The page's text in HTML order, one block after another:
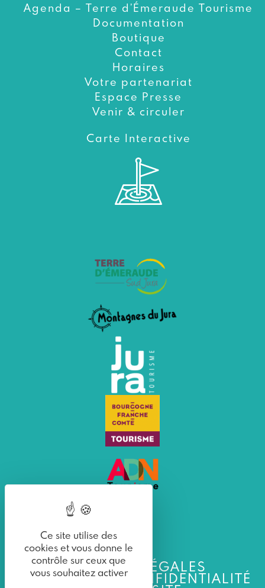
Agenda – Terre d’Émeraude Tourisme
Documentation
Boutique
Contact
Horaires
Votre partenariat
Espace Presse
Venir & circuler
Carte Interactive
MENTIONS LÉGALES
POLITIQUE DE CONFIDENTIALITÉ
Ce site utilise des
cookies et vous donne le
contrôle sur ceux que
vous souhaitez activer